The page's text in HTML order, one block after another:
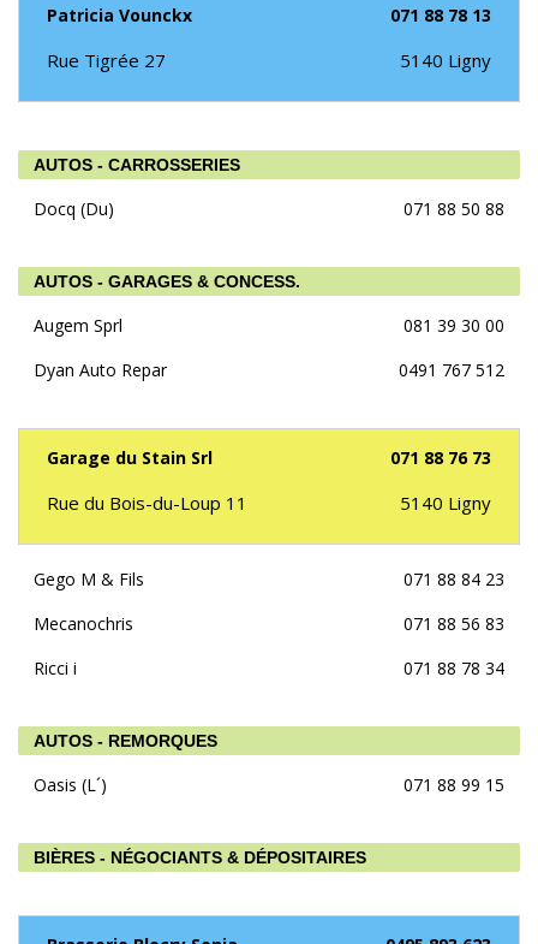
Patricia Vounckx 071 88 78 13
Rue Tigrée 27 5140 Ligny
AUTOS - CARROSSERIES
Docq (Du) 071 88 50 88
AUTOS - GARAGES & CONCESS.
Augem Sprl
081 39 30 00
Dyan Auto Repar
0491 767 512
Garage du Stain Srl 071 88 76 73
Rue du Bois-du-Loup 11 5140 Ligny
Gego M & Fils
071 88 84 23
Mecanochris
071 88 56 83
Ricci i
071 88 78 34
AUTOS - REMORQUES
Oasis (L´) 071 88 99 15
BIÈRES - NÉGOCIANTS & DÉPOSITAIRES